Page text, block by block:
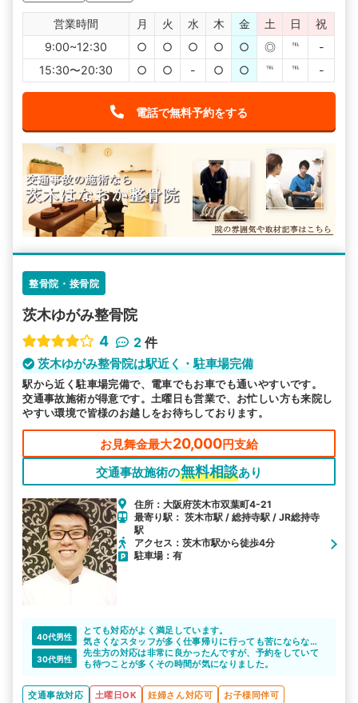
営業時間 月 火 水 木 金 土 日
祝
9:00~12:30
○ ○ ○ ○ ○ ◎ ℡
-
15:30〜20:30
○ ○ - ○ ○ ℡ ℡ -
電話で無料予約をする
整骨院・接骨院
茨木ゆがみ整骨院
4
2 件
茨木ゆがみ整骨院は駅近く・駐車場完備
駅から近く駐車場完備で、電車でもお車でも通いやすいです。
交通事故施術が得意です。土曜日も営業で、お忙しい方も来院し
やすい環境で皆様のお越しをお待ちしております。
お見舞金最大20,000円支給
交通事故施術の無料相談あり
住所：大阪府茨木市双葉町4-21
最寄り駅： 茨木市駅 / 総持寺駅 / JR総持寺
駅
アクセス：茨木市駅から徒歩4分
駐車場：有
40代男性
とても対応がよく満足しています。
気さくなスタッフが多く仕事帰りに行っても苦にならない
感じです。
受付の女性の方も雰囲気がよく大変満足しています。
30代男性
先生方の対応は非常に良かったんですが、予約をしていて
も待つことが多くその時間が気になりました。
交通事故対応 土曜日OK 妊婦さん対応可
お子様同伴可